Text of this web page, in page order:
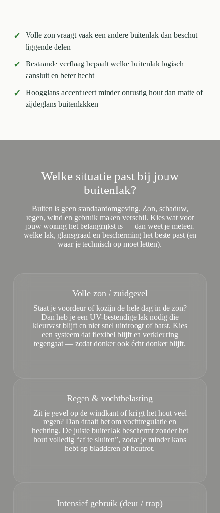
✓
Volle zon vraagt vaak een andere buitenlak dan beschut
liggende delen
✓
Bestaande verflaag bepaalt welke buitenlak logisch
aansluit en beter hecht
✓
Hoogglans accentueert minder onrustig hout dan matte of
zijdeglans buitenlakken
Welke situatie past bij jouw
buitenlak?
Buiten is geen standaardomgeving. Zon, schaduw,
regen, wind en gebruik maken verschil. Kies wat voor
jouw woning het belangrijkst is — dan weet je meteen
welke lak, glansgraad en bescherming het beste past (en
waar je technisch op moet letten).
Volle zon / zuidgevel
Staat je voordeur of kozijn de hele dag in de zon?
Dan heb je een UV-bestendige lak nodig die
kleurvast blijft en niet snel uitdroogt of barst. Kies
een systeem dat flexibel blijft en verkleuring
tegengaat — zodat donker ook écht donker blijft.
Regen & vochtbelasting
Zit je gevel op de windkant of krijgt het hout veel
regen? Dan draait het om vochtregulatie en
hechting. De juiste buitenlak beschermt zonder het
hout volledig “af te sluiten”, zodat je minder kans
hebt op bladderen of houtrot.
Intensief gebruik (deur / trap)